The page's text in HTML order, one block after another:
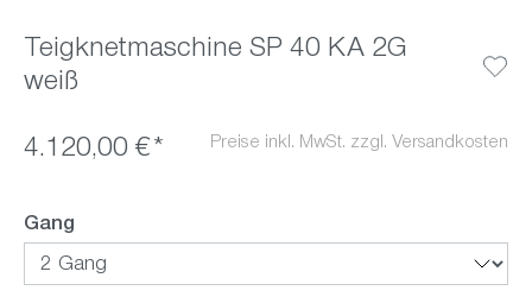
Teigknetmaschine SP 40 KA 2G
weiß
4.120,00 €* Preise inkl. MwSt. zzgl. Versandkosten
Gang